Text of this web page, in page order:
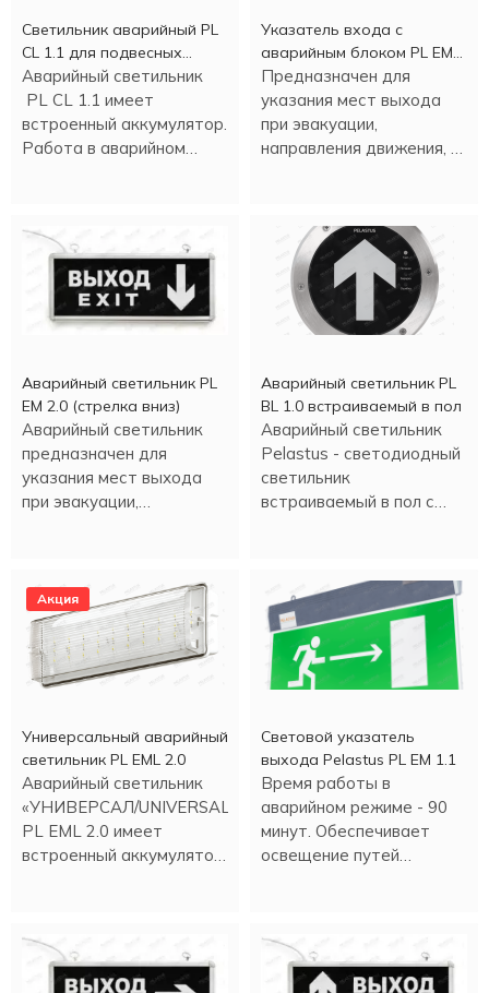
Светильник аварийный PL
CL 1.1 для подвесных
потолков
Аварийный светильник
PL CL 1.1 имеет
встроенный аккумулятор.
Работа в аварийном
Указатель входа c
аварийным блоком PL EM
2.0 (1,5 часа)
Предназначен для
указания мест выхода
при эвакуации,
направления движения, а
Аварийный светильник PL
EM 2.0 (стрелка вниз)
Аварийный светильник
предназначен для
указания мест выхода
при эвакуации,
Аварийный светильник PL
BL 1.0 встраиваемый в пол
Аварийный светильник
Pelastus - светодиодный
светильник
встраиваемый в пол с
Акция
Универсальный аварийный
светильник PL EML 2.0
Аварийный светильник
«УНИВЕРСАЛ/UNIVERSAL»
PL EML 2.0 имеет
встроенный аккумулятор.
Световой указатель
выхода Pelastus PL EM 1.1
Время работы в
аварийном режиме - 90
минут. Обеспечивает
освещение путей